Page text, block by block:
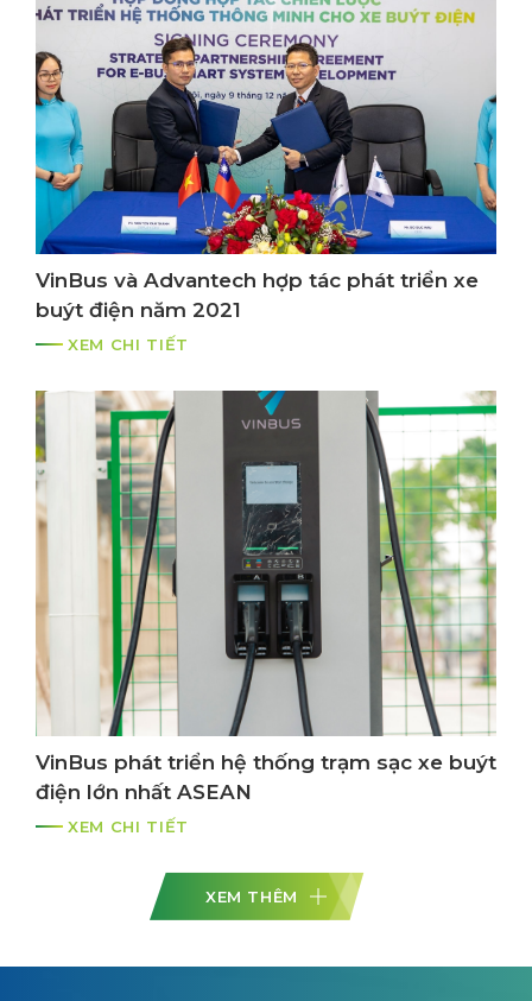
VinBus và Advantech hợp tác phát triển xe
buýt điện năm 2021
XEM CHI TIẾT
VinBus phát triển hệ thống trạm sạc xe buýt
điện lớn nhất ASEAN
XEM CHI TIẾT
XEM THÊM